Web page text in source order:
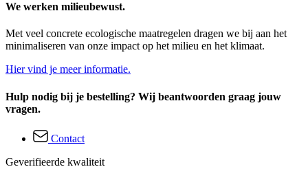
We werken milieubewust.
Met veel concrete ecologische maatregelen dragen we bij aan het
minimaliseren van onze impact op het milieu en het klimaat.
Hier vind je meer informatie.
Hulp nodig bij je bestelling? Wij beantwoorden graag jouw
vragen.
Contact
Geverifieerde kwaliteit